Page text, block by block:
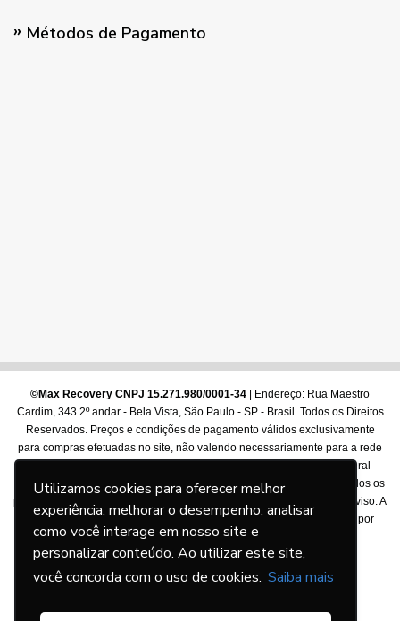
Utilizamos cookies para oferecer melhor
experiência, melhorar o desempenho, analisar
como você interage em nosso site e
personalizar conteúdo. Ao utilizar este site,
você concorda com o uso de cookies. Saiba mais
Métodos de Pagamento
©Max Recovery CNPJ 15.271.980/0001-34 | Endereço: Rua Maestro
Cardim, 343 2º andar - Bela Vista, São Paulo - SP - Brasil. Todos os Direitos
Reservados. Preços e condições de pagamento válidos exclusivamente
para compras efetuadas no site, não valendo necessariamente para a rede
de lojas físicas. Diretrizes e formas de pagamento conforme lei federal
13455/2017. As imagens dos produtos são meramente ilustrativas. Todos os
preços e condições comerciais estão sujeitos a alteração sem prévio aviso. A
depender do produto, limita-se a venda de apenas 1 (uma) unidade por
cliente (CPF/CNPJ).